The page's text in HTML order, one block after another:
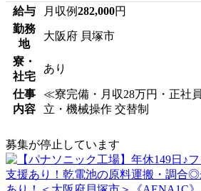
給与 月収例282,000円
勤務
地
大阪府 貝塚市
寮・
社宅
あり
仕事
内容
≪寮完備・月収28万円・正社
立・機械操作 交替制
募集が停止しています